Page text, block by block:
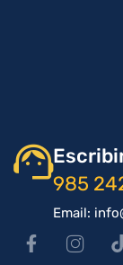
985
Email: